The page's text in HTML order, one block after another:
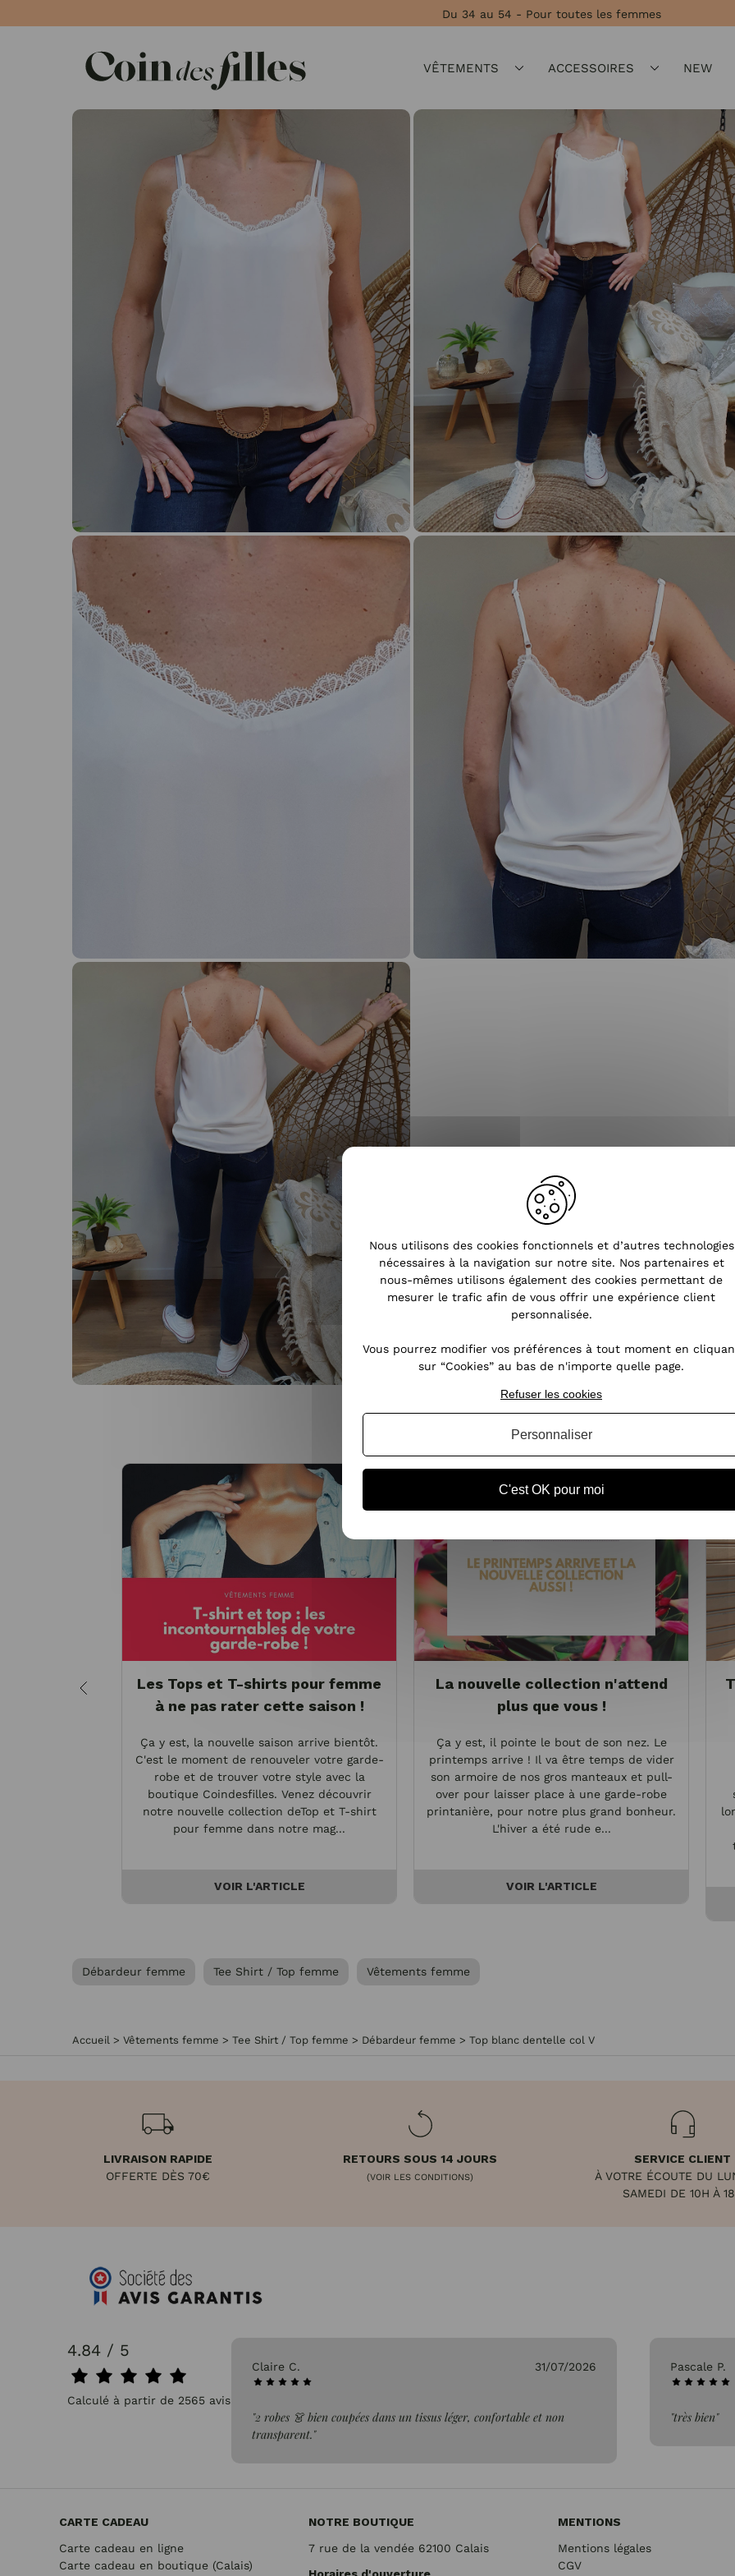
Du 34 au 54 - Pour toutes les femmes
VÊTEMENTS ACCESSOIRES NEW
Tendances
Les Tops et T-shirts pour femme
à ne pas rater cette saison !
Ça y est, la nouvelle saison arrive bientôt.
C'est le moment de renouveler votre garde-
robe et de trouver votre style avec la
boutique Coindesfilles. Venez découvrir
notre nouvelle collection deTop et T-shirt
pour femme dans notre mag...
VOIR L'ARTICLE
La nouvelle collection n'attend
plus que vous !
Ça y est, il pointe le bout de son nez. Le
printemps arrive ! Il va être temps de vider
son armoire de nos gros manteaux et pull-
over pour laisser place à une garde-robe
printanière, pour notre plus grand bonheur.
L'hiver a été rude e...
VOIR L'ARTICLE
Débardeur femme Tee Shirt / Top femme Vêtements femme
Accueil > Vêtements femme > Tee Shirt / Top femme > Débardeur femme > Top blanc dentelle col V
LIVRAISON RAPIDE
OFFERTE DÈS 70€
RETOURS SOUS 14 JOURS
(VOIR LES CONDITIONS)
SERVICE CLIENT
À VOTRE ÉCOUTE DU
SAMEDI DE 10H À
4.84 / 5
Calculé à partir de 2565 avis.
31/07/2026 Claire C. 31/07/2026
"2 robes 👗 bien coupées dans un tissus léger, confortable et non
transparent."
Pascale P.
"très bien"
CARTE CADEAU
Carte cadeau en ligne
Carte cadeau en boutique (Calais)
NOTRE BOUTIQUE
7 rue de la vendée 62100 Calais
MENTIONS
Mentions légales
CGV
Nous utilisons des cookies fonctionnels et d’autres technologies
nécessaires à la navigation sur notre site. Nos partenaires et
nous-mêmes utilisons également des cookies permettant de
mesurer le trafic afin de vous offrir une expérience client
personnalisée.
Vous pourrez modifier vos préférences à tout moment en
sur “Cookies” au bas de n'importe quelle page.
C'est OK pour moi
Refuser les cookies
Personnaliser